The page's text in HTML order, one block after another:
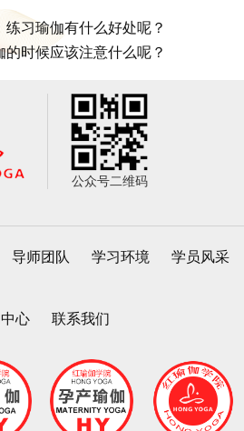
习瑜伽有什么好处呢？
时候应该注意什么呢？
公众号二维码
导师团队 学习环境 学员风采
心 联系我们